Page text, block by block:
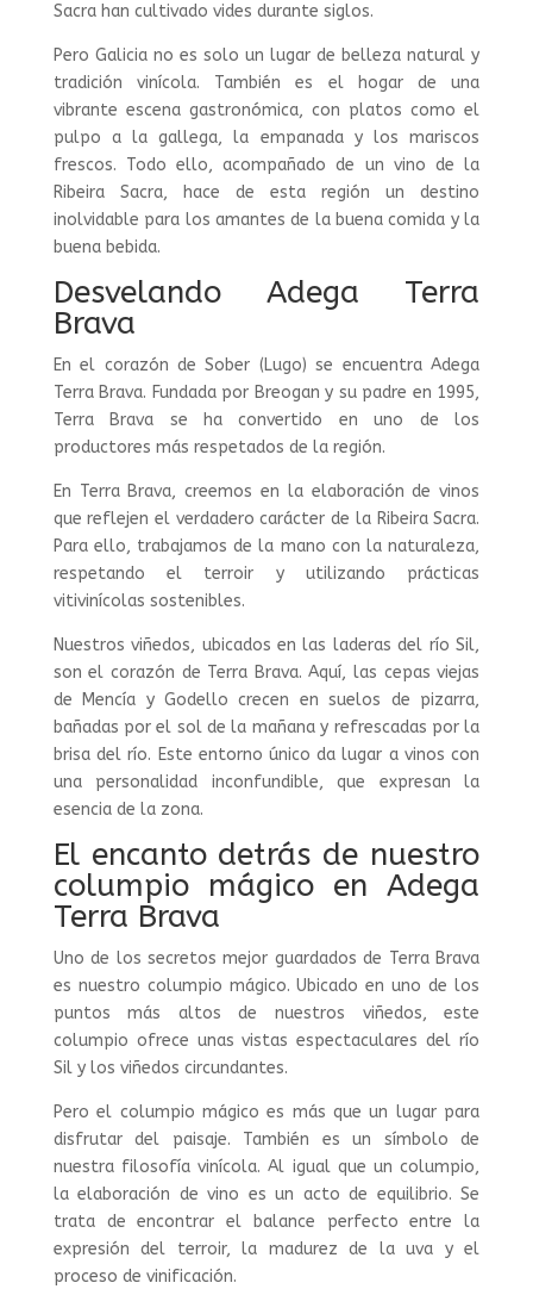
Sacra han cultivado vides durante siglos.
Pero Galicia no es solo un lugar de belleza natural y
tradición vinícola. También es el hogar de una
vibrante escena gastronómica, con platos como el
pulpo a la gallega, la empanada y los mariscos
frescos. Todo ello, acompañado de un vino de la
Ribeira Sacra, hace de esta región un destino
inolvidable para los amantes de la buena comida y la
buena bebida.
Desvelando Adega Terra
Brava
En el corazón de Sober (Lugo) se encuentra Adega
Terra Brava. Fundada por Breogan y su padre en 1995,
Terra Brava se ha convertido en uno de los
productores más respetados de la región.
En Terra Brava, creemos en la elaboración de vinos
que reflejen el verdadero carácter de la Ribeira Sacra.
Para ello, trabajamos de la mano con la naturaleza,
respetando el terroir y utilizando prácticas
vitivinícolas sostenibles.
Nuestros viñedos, ubicados en las laderas del río Sil,
son el corazón de Terra Brava. Aquí, las cepas viejas
de Mencía y Godello crecen en suelos de pizarra,
bañadas por el sol de la mañana y refrescadas por la
brisa del río. Este entorno único da lugar a vinos con
una personalidad inconfundible, que expresan la
esencia de la zona.
El encanto detrás de nuestro
columpio mágico en Adega
Terra Brava
Uno de los secretos mejor guardados de Terra Brava
es nuestro columpio mágico. Ubicado en uno de los
puntos más altos de nuestros viñedos, este
columpio ofrece unas vistas espectaculares del río
Sil y los viñedos circundantes.
Pero el columpio mágico es más que un lugar para
disfrutar del paisaje. También es un símbolo de
nuestra filosofía vinícola. Al igual que un columpio,
la elaboración de vino es un acto de equilibrio. Se
trata de encontrar el balance perfecto entre la
expresión del terroir, la madurez de la uva y el
proceso de vinificación.